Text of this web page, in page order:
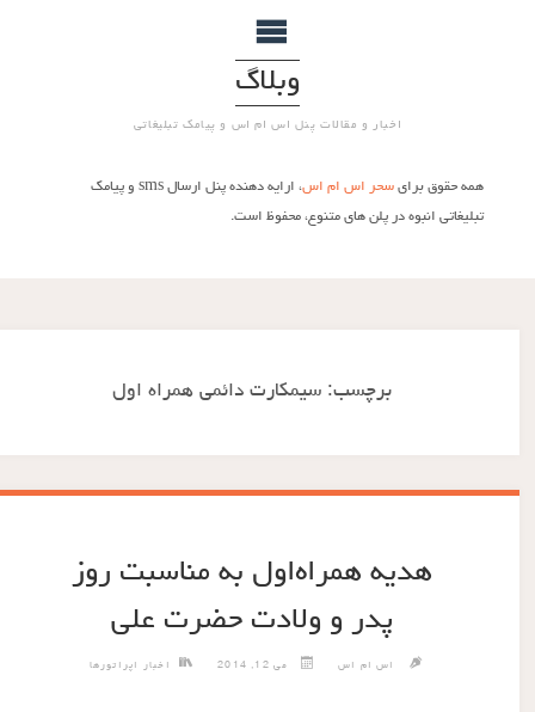
وبلاگ
اخبار و مقالات پنل اس ام اس و پیامک تبلیغاتی
همه حقوق برایسحر اس ام اس
، ارایه دهنده پنل ارسال sms و پیامک
تبلیغاتی انبوه در پلن های متنوع، محفوظ است.
برچسب:سیمكارت دائمی همراه اول
هدیه همراه‌اول به مناسبت روز
پدر و ولادت حضرت علی
اس ام اس می 12, 2014 اخبار اپراتورها